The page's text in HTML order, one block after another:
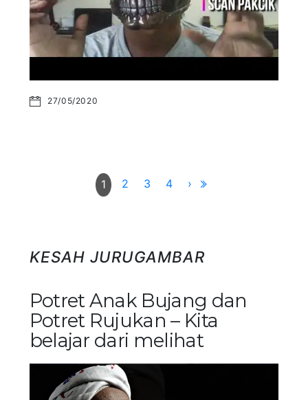
27/05/2020
1 2 3 4 ›
KESAH JURUGAMBAR
Potret Anak Bujang dan
Potret Rujukan – Kita
belajar dari melihat